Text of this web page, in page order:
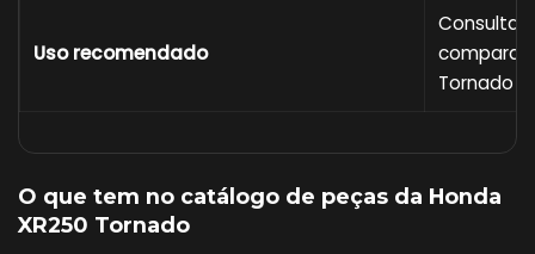
Uso recomendado
Consulta
comparar
Tornado
O que tem no catálogo de peças da Honda
XR250 Tornado